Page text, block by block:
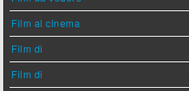
Film al cinema
Film di
Film di